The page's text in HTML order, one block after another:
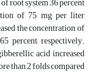
of 75 mg per liter
the concentration of
percent, respectively.
acid increased
than 2 folds compared